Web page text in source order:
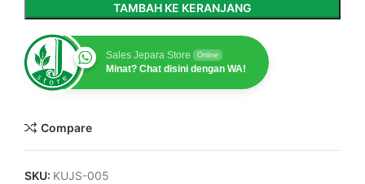
TAMBAH KE KERANJANG
Sales Jepara Store Online
Minat? Chat disini dengan WA!
Compare
SKU: KUJS-005